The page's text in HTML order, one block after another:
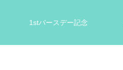
1stバースデー記念